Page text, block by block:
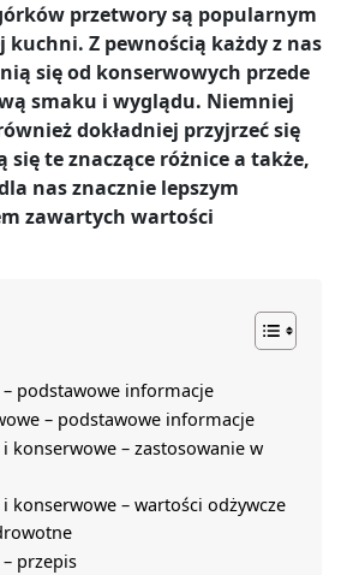
przetwory są popularnym
Z pewnością każdy z nas
się od konserwowych przede
smaku i wyglądu. Niemniej
dokładniej przyjrzeć się
te znaczące różnice a także,
nas znacznie lepszym
zawartych wartości
podstawowe informacje
– podstawowe informacje
konserwowe – zastosowanie w
konserwowe – wartości odżywcze
przepis